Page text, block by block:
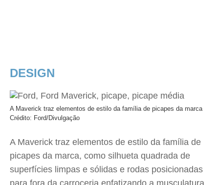
DESIGN
A Maverick traz elementos de estilo da família de picapes da marca
Crédito: Ford/Divulgação
A Maverick traz elementos de estilo da família de
picapes da marca, como silhueta quadrada de
superfícies limpas e sólidas e rodas posicionadas
para fora da carroceria enfatizando a musculatura.